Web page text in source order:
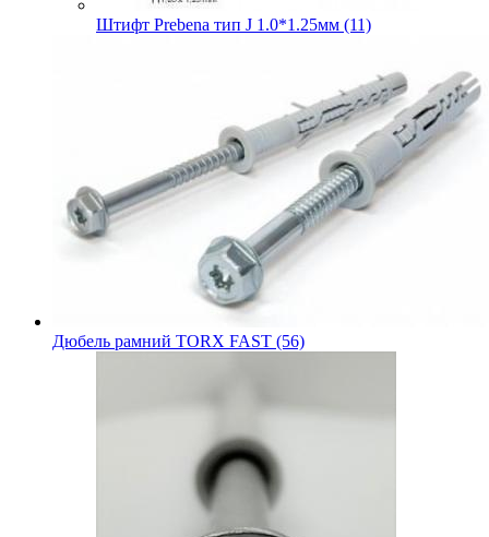
Штифт Prebena тип J 1.0*1.25мм (11)
Дюбель рамний TORX FAST (56)